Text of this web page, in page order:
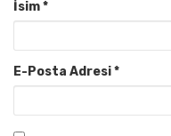
İsim*
E-Posta Adresi*